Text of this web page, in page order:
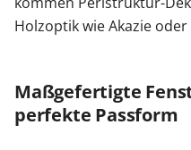
Holzoptik wie Akazie oder
Maßgefertigte
perfekte Passform